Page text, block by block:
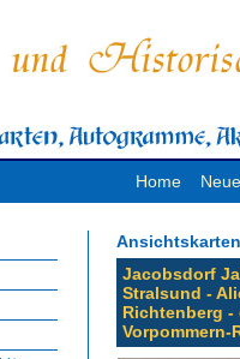
Home
Ansichtskarten
Jacobsdorf
Stralsund -
Richtenberg -
Vorpommern-